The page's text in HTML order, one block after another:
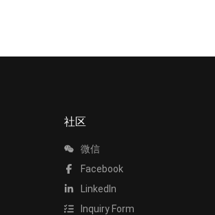
社区
微信
Facebook
LinkedIn
Inquiry Form